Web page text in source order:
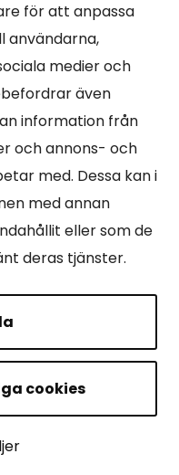
för att anpassa
användarna,
medier och
även
information från
och annons- och
med. Dessa kan i
med annan
eller som de
deras tjänster.
cookies